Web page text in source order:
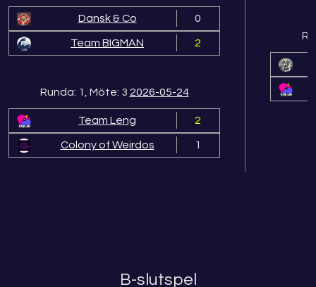
Dansk & Co 0
Team BIGMAN 2
Runda: 1, Möte: 3 2026-05-24
Team Leng 2
Colony of Weirdos 1
B-slutspel